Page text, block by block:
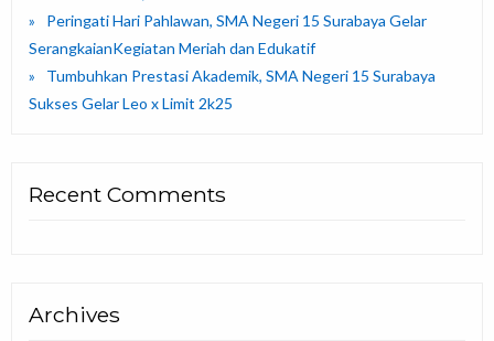
Peringati Hari Pahlawan, SMA Negeri 15 Surabaya Gelar
SerangkaianKegiatan Meriah dan Edukatif
Tumbuhkan Prestasi Akademik, SMA Negeri 15 Surabaya
Sukses Gelar Leo x Limit 2k25
Recent Comments
Archives